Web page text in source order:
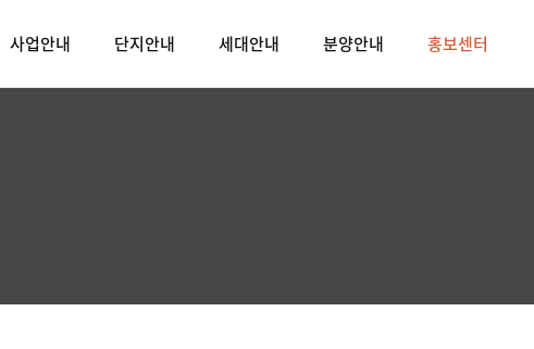
사업안내 단지안내 세대안내 분양안내 홍보센터